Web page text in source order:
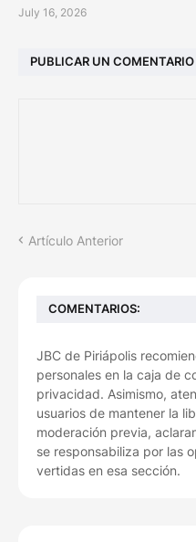
July 16, 2026
PUBLICAR UN COMENTARIO
Artículo Anterior
COMENTARIOS:
JBC de Piriápolis
personales en la caja de
privacidad. Asimismo,
usuarios de mantener la
moderación previa,
se responsabiliza por las
vertidas en esa sección.